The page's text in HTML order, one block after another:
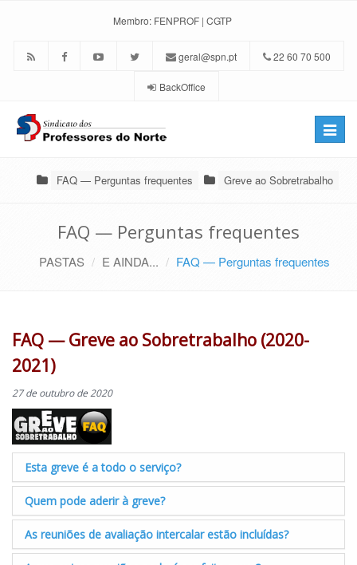
Membro: FENPROF | CGTP
geral@spn.pt 22 60 70 500
BackOffice
Toggle
FAQ — Perguntas frequentes Greve ao Sobretrabalho
FAQ — Perguntas frequentes
PASTAS E AINDA... FAQ — Perguntas frequentes
FAQ — Greve ao Sobretrabalho (2020-
2021)
27 de outubro de 2020
Esta greve é a todo o serviço?
Quem pode aderir à greve?
As reuniões de avaliação intercalar estão incluídas?